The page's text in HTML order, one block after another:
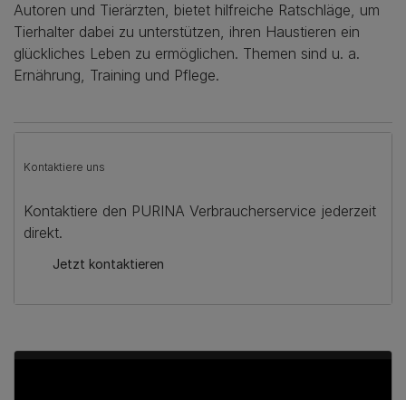
Autoren und Tierärzten, bietet hilfreiche Ratschläge, um
Tierhalter dabei zu unterstützen, ihren Haustieren ein
glückliches Leben zu ermöglichen. Themen sind u. a.
Ernährung, Training und Pflege.
Kontaktiere uns
Kontaktiere den PURINA Verbraucherservice jederzeit
direkt.
Jetzt kontaktieren